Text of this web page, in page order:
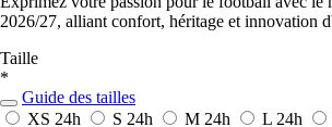
2026/27, alliant confort, héritage et innovation
Taille
*
Guide des tailles
XS 24h S 24h M 24h L 24h